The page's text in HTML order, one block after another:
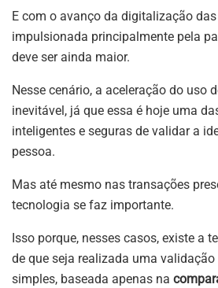
E com o avanço da digitalização
impulsionada principalmente pela
deve ser ainda maior.
Nesse cenário, a aceleração do uso
inevitável, já que essa é hoje uma
inteligentes e seguras de validar a
pessoa.
Mas até mesmo nas transações
tecnologia se faz importante.
Isso porque, nesses casos, existe a
de que seja realizada uma
simples, baseada apenas na